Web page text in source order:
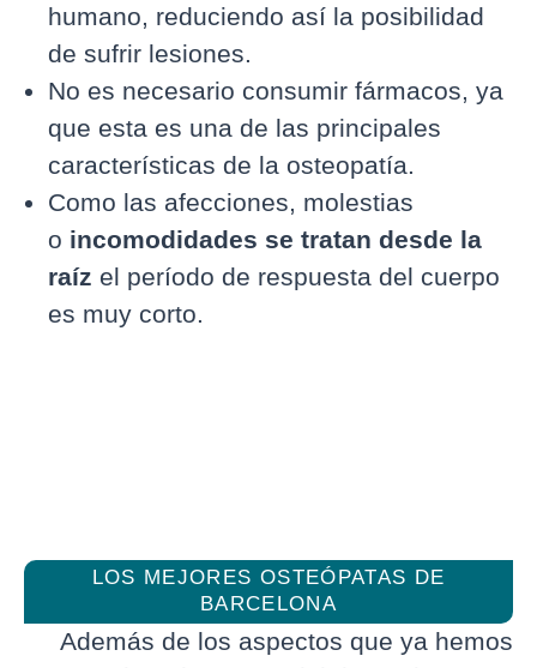
humano, reduciendo así la posibilidad
de sufrir lesiones.
No es necesario consumir fármacos, ya
que esta es una de las principales
características de la osteopatía.
Como las afecciones, molestias
o incomodidades se tratan desde la
raíz el período de respuesta del cuerpo
es muy corto.
LOS MEJORES OSTEÓPATAS DE
BARCELONA
Además de los aspectos que ya hemos